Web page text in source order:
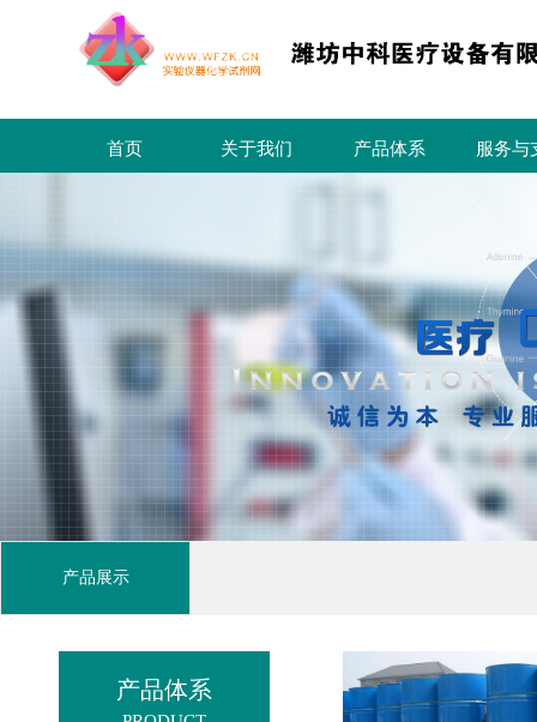
首页 关于我们 产品体系 服务与
产品展示
产品体系